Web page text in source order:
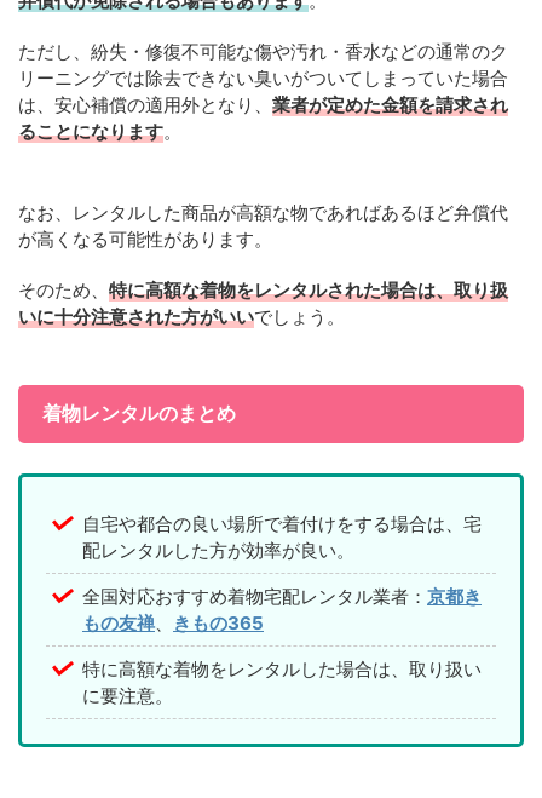
ただし、紛失・修復不可能な傷や汚れ・香水などの通常のク
リーニングでは除去できない臭いがついてしまっていた場合
は、安心補償の適用外となり、 業者が定めた金額を請求され
ることになります。
なお、レンタルした商品が高額な物であればあるほど弁償代
が高くなる可能性があります。
そのため、 特に高額な着物をレンタルされた場合は、取り扱
いに十分注意された方がいいでしょう。
着物レンタルのまとめ
自宅や都合の良い場所で着付けをする場合は、宅
配レンタルした方が効率が良い。
全国対応おすすめ着物宅配レンタル業者： 京都き
もの友禅
きもの365
特に高額な着物をレンタルした場合は、取り扱い
に要注意。